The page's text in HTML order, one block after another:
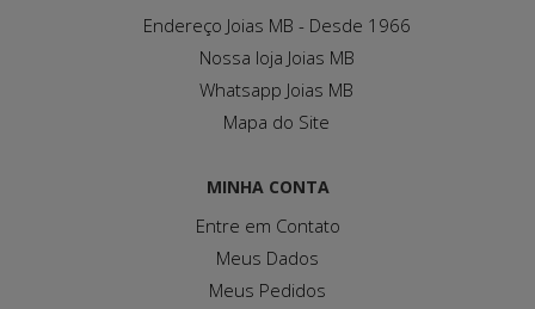
Endereço Joias MB - Desde 1966
Nossa loja Joias MB
Whatsapp Joias MB
Mapa do Site
MINHA CONTA
Entre em Contato
Meus Dados
Meus Pedidos